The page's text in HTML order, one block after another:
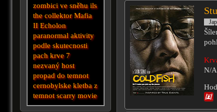
N/A
zombici ve sněhu ils
the collektor Mafia
II Echolon
paranormal aktivity
podle skutecnosti
pach krve 7
nezvaný host
propad do temnot
cernobylske kletba z
temnot scarry movie